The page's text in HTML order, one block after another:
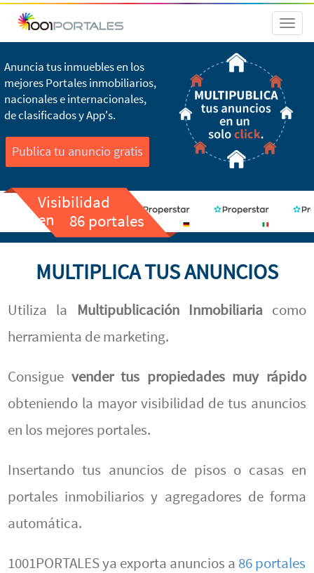
Toggle
Anuncia tus inmuebles en los
mejores Portales inmobiliarios,
nacionales e internacionales,
de clasificados y App's.
Publica tu anuncio gratis
Visibilidad
en
86 portales
MULTIPLICA TUS ANUNCIOS
Utiliza la Multipublicación Inmobiliaria como
herramienta de marketing.
Consigue vender tus propiedades muy rápido
obteniendo la mayor visibilidad de tus anuncios
en los mejores portales.
Insertando tus anuncios de pisos o casas en
portales inmobiliarios y agregadores de forma
automática.
1001PORTALES ya exporta anuncios a 86 portales